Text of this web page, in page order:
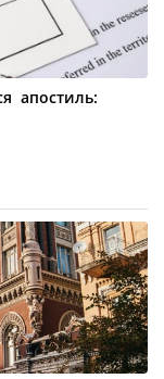
апостиль: